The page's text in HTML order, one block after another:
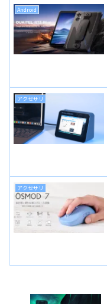
Android
アクセサリ
アクセサリ